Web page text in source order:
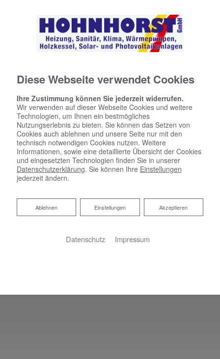
Diese Webseite verwendet Cookies
Ihre Zustimmung können Sie jederzeit widerrufen.
Wir verwenden auf dieser Webseite Cookies und weitere
Technologien, um Ihnen ein bestmögliches
Nutzungserlebnis zu bieten. Sie können das Setzen von
Cookies auch ablehnen und unsere Seite nur mit den
technisch notwendigen Cookies nutzen. Weitere
Informationen, sowie eine detaillierte Übersicht der Cookies
und eingesetzten Technologien finden Sie in unserer
Datenschutzerklärung. Sie können Ihre Einstellungen
jederzeit ändern.
Akzeptieren
Einstellungen
Ablehnen
Ablehnen
Datenschutz Impressum